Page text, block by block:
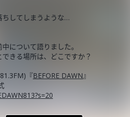
ちしてしまうような…
について語りました。
きる場所は、どこですか？
『BEFORE DAWN』